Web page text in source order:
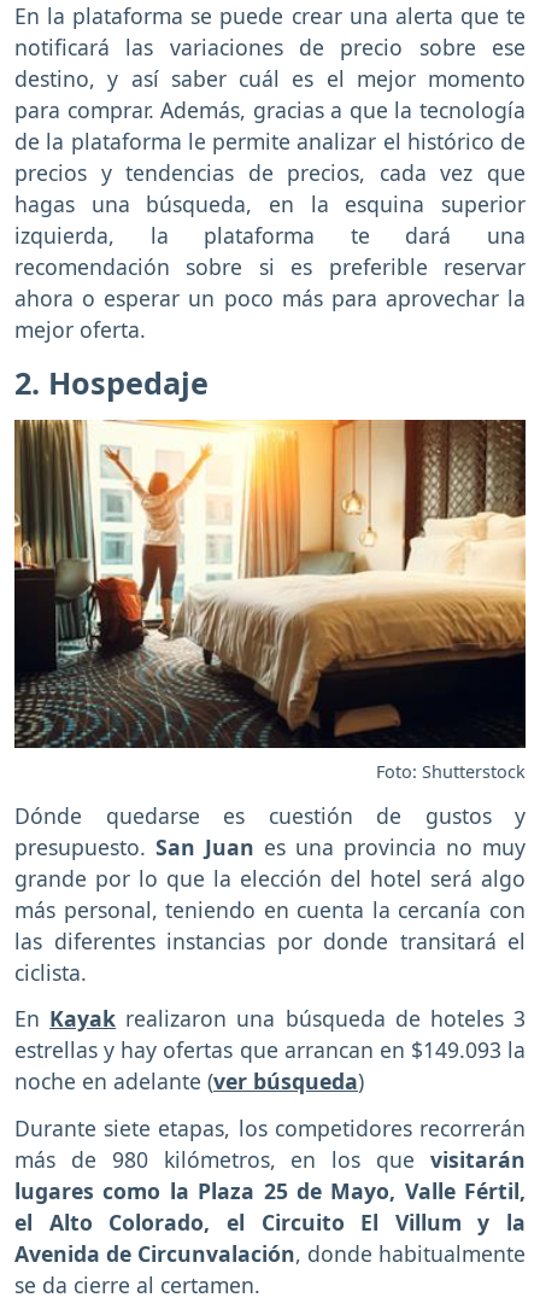
En la plataforma se puede crear una alerta que te
notificará las variaciones de precio sobre ese
destino, y así saber cuál es el mejor momento
para comprar. Además, gracias a que la tecnología
de la plataforma le permite analizar el histórico de
precios y tendencias de precios, cada vez que
hagas una búsqueda, en la esquina superior
izquierda, la plataforma te dará una
recomendación sobre si es preferible reservar
ahora o esperar un poco más para aprovechar la
mejor oferta.
2. Hospedaje
Foto: Shutterstock
Dónde quedarse es cuestión de gustos y
presupuesto. San Juan es una provincia no muy
grande por lo que la elección del hotel será algo
más personal, teniendo en cuenta la cercanía con
las diferentes instancias por donde transitará el
ciclista.
En Kayak realizaron una búsqueda de hoteles 3
estrellas y hay ofertas que arrancan en $149.093 la
noche en adelante (ver búsqueda)
Durante siete etapas, los competidores recorrerán
más de 980 kilómetros, en los que visitarán
lugares como la Plaza 25 de Mayo, Valle Fértil,
el Alto Colorado, el Circuito El Villum y la
Avenida de Circunvalación, donde habitualmente
se da cierre al certamen.